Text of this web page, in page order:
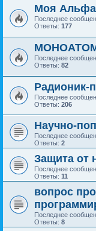
Моя
Последнее
Ответы: 177
Последнее
Ответы: 82
Радионик-
Последнее
Ответы: 206
Научно-
Последнее
Ответы: 2
Защита от
Последнее
Ответы: 11
вопрос
Последнее
Ответы: 8